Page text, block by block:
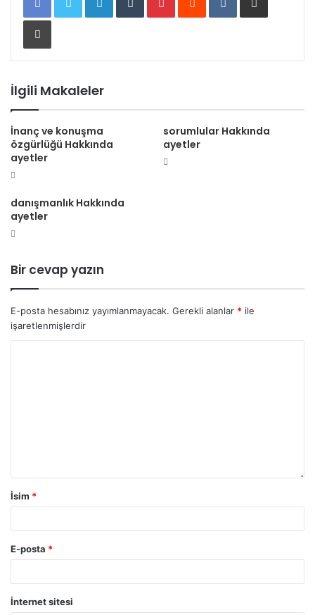
Yazdır
İlgili Makaleler
İnanç ve konuşma
özgürlüğü Hakkında
ayetler
sorumlular Hakkında
ayetler
danışmanlık Hakkında
ayetler
Bir cevap yazın
E-posta hesabınız yayımlanmayacak. Gerekli alanlar * ile
işaretlenmişlerdir
İsim *
E-posta *
İnternet sitesi